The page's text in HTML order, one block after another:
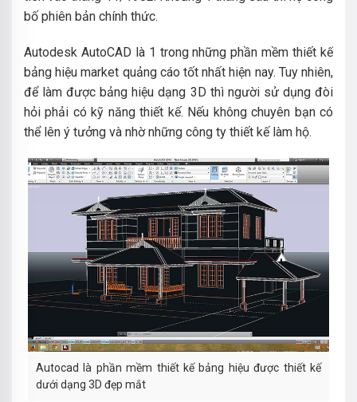
bố phiên bản chính thức.
Autodesk AutoCAD là 1 trong những phần mềm thiết kế
bảng hiệu market quảng cáo tốt nhất hiện nay. Tuy nhiên,
để làm được bảng hiệu dạng 3D thì người sử dụng đòi
hỏi phải có kỹ năng thiết kế. Nếu không chuyên bạn có
thể lên ý tưởng và nhờ những công ty thiết kế làm hộ.
Autocad là phần mềm thiết kế bảng hiệu được thiết kế
dưới dạng 3D đẹp mắt